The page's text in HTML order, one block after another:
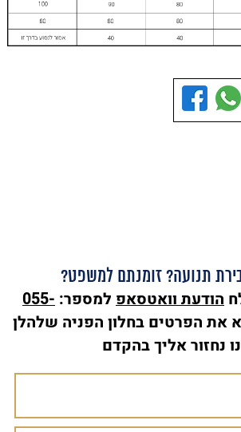
תנועה? זומנתם למשפט?
הודעתוואטסאפ למספר: 055-
את הפרטים בחלון הפניה שלהלן
נחזור אליך בהקדם